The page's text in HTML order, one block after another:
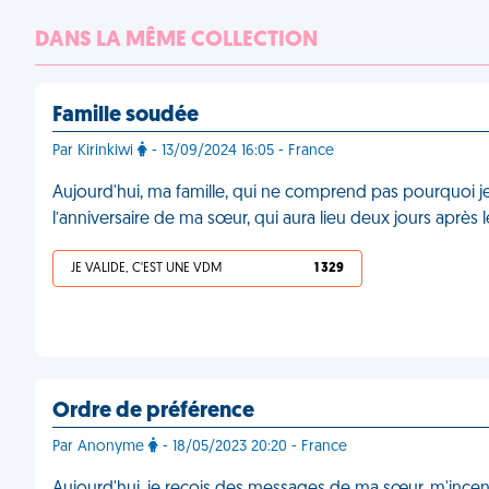
DANS LA MÊME COLLECTION
Famille soudée
Par Kirinkiwi - 13/09/2024 16:05 - France
Aujourd'hui, ma famille, qui ne comprend pas pourquoi
l’anniversaire de ma sœur, qui aura lieu deux jours
JE VALIDE, C'EST UNE VDM 1 329
Ordre de préférence
Par Anonyme - 18/05/2023 20:20 - France